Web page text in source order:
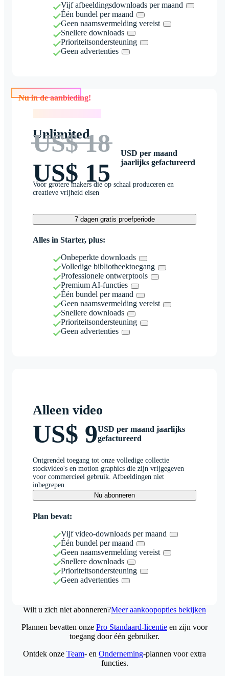
Vijf afbeeldingsdownloads per maand
Één bundel per maand
Geen naamsvermelding vereist
Snellere downloads
Prioriteitsondersteuning
Geen advertenties
Nu in de aanbieding!
Unlimited
US$ 18
US$ 15
USD per maand
jaarlijks gefactureerd
Voor grotere makers die op schaal produceren en
creatieve vrijheid eisen
7 dagen gratis proefperiode
Alles in Starter, plus:
Onbeperkte downloads
Volledige bibliotheektoegang
Professionele ontwerptools
Premium AI-functies
Één bundel per maand
Geen naamsvermelding vereist
Snellere downloads
Prioriteitsondersteuning
Geen advertenties
Alleen video
US$ 9USD per maand jaarlijks
gefactureerd
Ontgrendel toegang tot onze volledige collectie
stockvideo's en motion graphics die zijn vrijgegeven
voor commercieel gebruik. Afbeeldingen niet
inbegrepen.
Nu abonneren
Plan bevat:
Vijf video-downloads per maand
Één bundel per maand
Geen naamsvermelding vereist
Snellere downloads
Prioriteitsondersteuning
Geen advertenties
Wilt u zich niet abonneren?Meer aankoopopties bekijken
Plannen bevatten onze Pro Standaard-licentie en zijn voor
toegang door één gebruiker.
Ontdek onze Team- en Onderneming-plannen voor extra
functies.